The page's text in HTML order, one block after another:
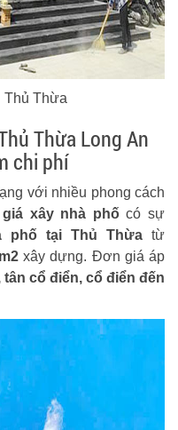
Thủ Thừa
Thừa Long An
chi phí
với nhiều phong cách
giá xây nhà phốcó sự
phố tại Thủ Thừatừ
xây dựng. Đơn giá áp
tân cổ điển, cổ điển đến